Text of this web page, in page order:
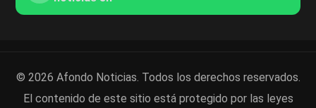
© 2026 Afondo Noticias. Todos los derechos reservados.
El contenido de este sitio está protegido por las leyes